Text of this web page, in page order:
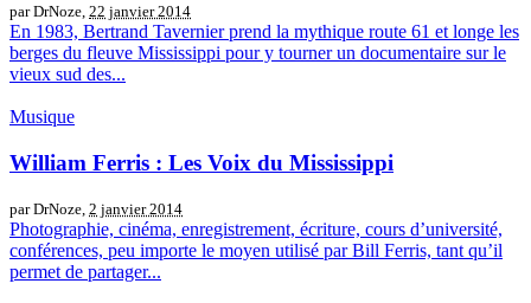
par DrNoze, 22 janvier 2014
En 1983, Bertrand Tavernier prend la mythique route 61 et longe les
berges du fleuve Mississippi pour y tourner un documentaire sur le
vieux sud des...
Musique
William Ferris : Les Voix du Mississippi
par DrNoze, 2 janvier 2014
Photographie, cinéma, enregistrement, écriture, cours d’université,
conférences, peu importe le moyen utilisé par Bill Ferris, tant qu’il
permet de partager...